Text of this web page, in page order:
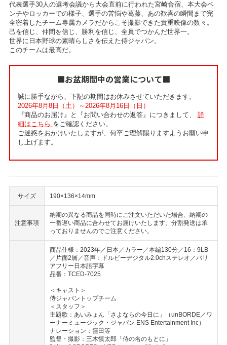
代表選手30人の選考会議から大会直前に行われた宮崎合宿、本大会ベ
ンチやロッカーでの様子、選手の苦悩や葛藤、あの歓喜の瞬間まで完
全密着したチーム専属カメラだからこそ撮影できた貴重映像の数々。
己を信じ、仲間を信じ、勝利を信じ、全員でつかんだ世界一。
世界に日本野球の素晴らしさを伝えた侍ジャパン。
このチームは最高だ。
■お盆期間中の営業について■
誠に勝手ながら、下記の期間はお休みさせていただきます。
2026年8月8日（土）～2026年8月16日（日）
『商品のお届け』と『お問い合わせの返答』につきまして、 詳
細はこちら をご確認ください。
ご迷惑をおかけいたしますが、何卒ご理解賜りますようお願い申
し上げます。
サイズ 190×136×14mm
注意事項
納期の異なる商品を同時にご注文いただいた場合、納期の
一番遅い商品に合わせてお届けいたします。分割発送は承
っておりませんのでご注意ください。
商品仕様：2023年／日本／カラー／本編130分／16：9LB
／片面2層／音声：ドルビーデジタル2.0chステレオ／バリ
アフリー日本語字幕
品番：TCED-7025
＜キャスト＞
侍ジャパントップチーム
＜スタッフ＞
主題歌：あいみょん「さよならの今日に」（unBORDE／ワ
ーナーミュージック・ジャパン ENS Entertainment Inc）
ナレーション：窪田等
監督・撮影：三木慎太郎「侍の名のもとに」